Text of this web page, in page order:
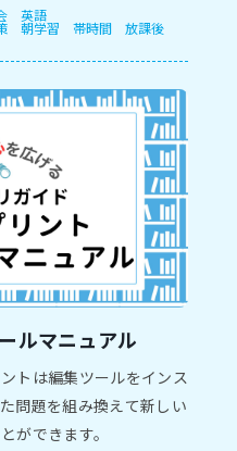
英語
朝学習 帯時間 放課後
ルマニュアル
トは編集ツールをインス
問題を組み換えて新しい
ができます。